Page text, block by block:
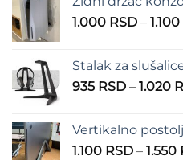
1.000 RSD – 1.100
Stalak za
935 RSD – 1.020
Vertikalno
1.100 RSD – 1.550